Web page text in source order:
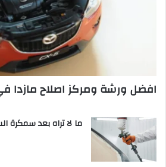
افضل ورشة ومركز اصلاح مازدا
ما لا تراه بعد سمكرة